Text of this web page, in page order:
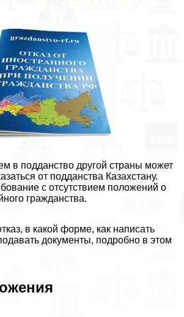
в подданство другой страны может
от подданства Казахстану.
с отсутствием положений о
гражданства.
в какой форме, как написать
документы, подробно в этом